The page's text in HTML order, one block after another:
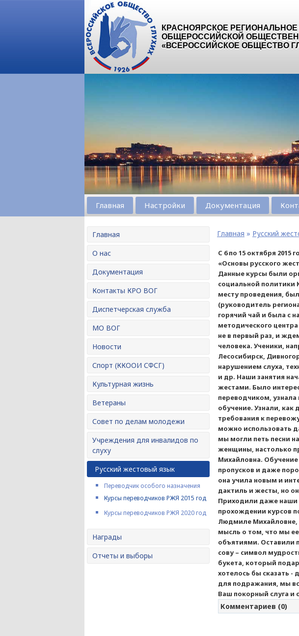
КРАСНОЯРСКОЕ
ОБЩЕРОССИЙСКОЙ
«ВСЕРОССИЙСКОЕ ОБЩЕСТВО
Главная Настройки Документация
Главная
О нас
Документация
Контакты КРО ВОГ
Диспетчерская служба
МО ВОГ
Новости
Спорт (ККООИ СФСГ)
Культурная жизнь
Ветераны
Совет по делам молодежи
Учреждения для инвалидов по
слуху
Русский жестовый язык
Переводчик особого назначения
Курсы переводчиков РЖЯ 2015 год
Курсы переводчиков РЖЯ 2020 год
Награды
Отчеты и выборы
Главная » Русский
С 6 по 15 октября
«Основы русского
Данные курсы были
социальной политики
месту проведения,
(руководитель
горячий чай и была с
методического
не в первый раз, и
человека. Ученики,
Лесосибирск,
нарушением слуха,
и др. Наши занятия
жестами. Было
переводчиком,
обучение. Узнали,
требования к
можно использовать
мы могли петь песни
женщины, настолько
Михайловна.
пропусков и даже
она учила новым и
дактиль и жесты, но
Приходили даже наши
прохождении курсов
Людмиле Михайловне,
мысль о том, что мы
объятиями. Оставили
сову – символ
букета, который
хотелось бы сказать
для подражания, мы
Ваш покорный слуга и
Комментариев (0)